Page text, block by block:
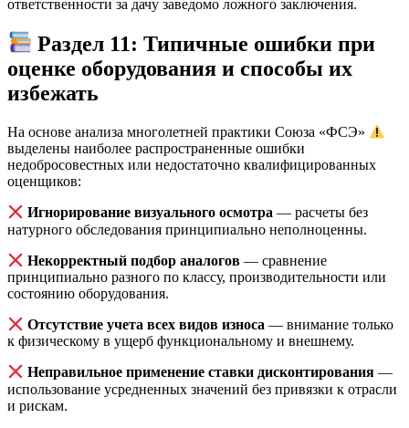
ответственности за дачу заведомо ложного заключения.
Раздел 11: Типичные ошибки при
оценке оборудования и способы их
избежать
На основе анализа многолетней практики Союза «ФСЭ»
выделены наиболее распространенные ошибки
недобросовестных или недостаточно квалифицированных
оценщиков:
Игнорирование визуального осмотра — расчеты без
натурного обследования принципиально неполноценны.
Некорректный подбор аналогов — сравнение
принципиально разного по классу, производительности или
состоянию оборудования.
Отсутствие учета всех видов износа — внимание только
к физическому в ущерб функциональному и внешнему.
Неправильное применение ставки дисконтирования —
использование усредненных значений без привязки к отрасли
и рискам.